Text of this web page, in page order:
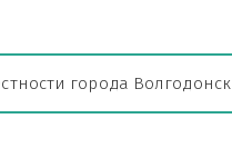
города Волгодонск